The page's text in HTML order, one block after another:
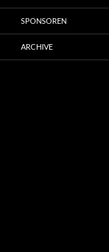
SPONSOREN
ARCHIVE